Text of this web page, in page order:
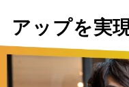
アップを実